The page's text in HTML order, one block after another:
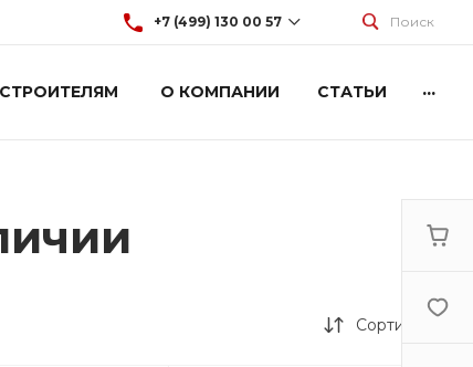
+7 (499) 130 00 57 Поиск
О КОМПАНИИ СТАТЬИ ...
Сортировка